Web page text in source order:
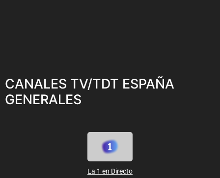
CANALES TV/TDT ESPAÑA
GENERALES
La 1 en Directo